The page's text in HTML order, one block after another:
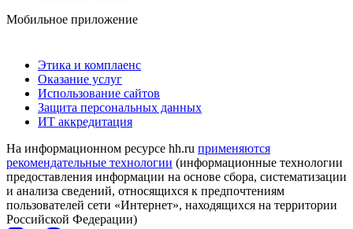
Мобильное приложение
Этика и комплаенс
Оказание услуг
Использование сайтов
Защита персональных данных
ИТ аккредитация
На информационном ресурсе hh.ru применяются
рекомендательные технологии (информационные технологии
предоставления информации на основе сбора, систематизации
и анализа сведений, относящихся к предпочтениям
пользователей сети «Интернет», находящихся на территории
Российской Федерации)